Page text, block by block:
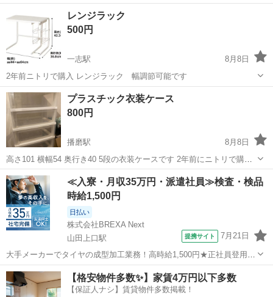
や破損個所はないですが手摺部分スポンジカバーが経年劣化していま
す。・・・スポンジをカッターナイフなどで取っても良いかと思いま
す） オープン時に中央部の板が少し傾...
桔梗が丘駅
レンジラック
500円
一志駅
8月8日
2年前ニトリで購入 レンジラック 幅調節可能です
三重 津市 一志駅 テーブル
プラスチック衣装ケース
800円
播磨駅
8月8日
高さ101 横幅54 奥行き40 5段の衣装ケースです 2年前にニトリで購入
したと思います わずかに天井部分歪んでいます(2枚目がわかりやすい
です) 引き出しの出し入れには全く影響しない程度です 8月15日までの
間に...
三重 桑名市 播磨駅 収納家具 ケース
≪入寮・月収35万円・派遣社員≫検査・検品
時給1,500円
日払い
株式会社BREXA Next
山田上口駅
提携サイト 7月21日
大手メーカーでタイヤの成型加工業務！高時給1,500円★正社員登用制
度あり！ワンルーム寮完備！マイカー通勤OK！無料駐車場あり！《三
重県伊勢市》 人気の工場のお仕事 ◇タイヤの製造◇ トラック・バ
ス・RV車用を中心とした...
三重 伊勢市 山田上口駅 その他
【格安物件多数✨】家賃4万円以下多数
【保証人ナシ】賃貸物件多数掲載！